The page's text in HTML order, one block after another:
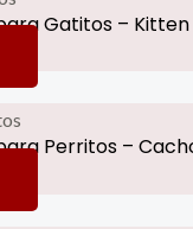
Gatitos – Kitten
Perritos –